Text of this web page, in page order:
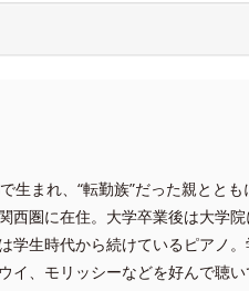
生まれ、 “転勤族”だった親ととも
西圏に在住。大学卒業後は大学院
学生時代から続けているピアノ。
イ、モリッシーなどを好んで聴